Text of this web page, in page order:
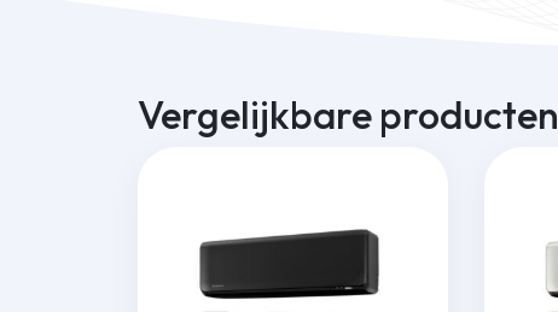
Vergelijkbare producten